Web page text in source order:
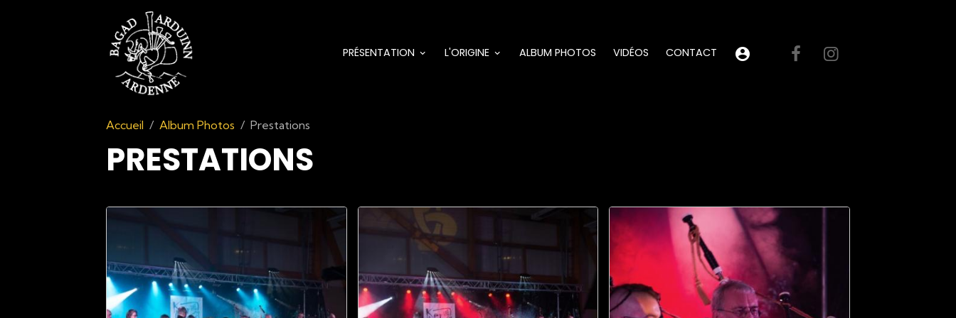
PRÉSENTATION L'ORIGINE ALBUM PHOTOS VIDÉOS CONTACT
Accueil Album Photos Prestations
PRESTATIONS